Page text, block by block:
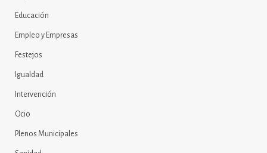
Educación
Empleo y Empresas
Festejos
Igualdad
Intervención
Ocio
Plenos Municipales